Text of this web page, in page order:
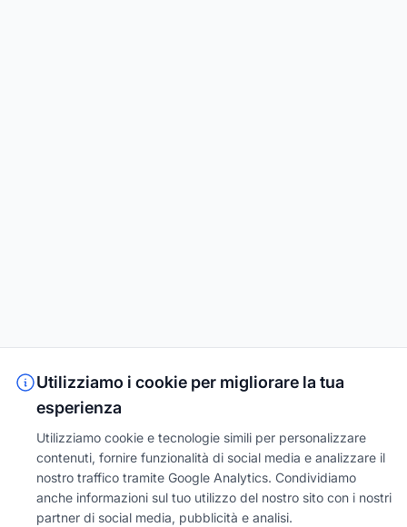
Utilizziamo i cookie per migliorare la tua
esperienza
Utilizziamo cookie e tecnologie simili per personalizzare
contenuti, fornire funzionalità di social media e analizzare il
nostro traffico tramite Google Analytics. Condividiamo
anche informazioni sul tuo utilizzo del nostro sito con i nostri
partner di social media, pubblicità e analisi.